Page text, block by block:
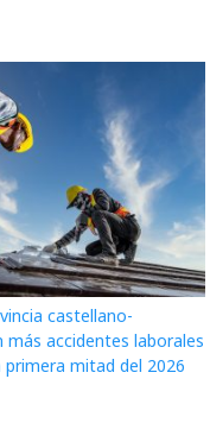
castellano-
más accidentes laborales
mitad del 2026